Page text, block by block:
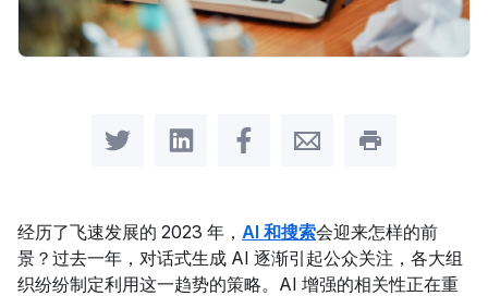
Share on TwitterShare on LinkedIn
Share on Facebook
Share by Email
Print this
经历了飞速发展的 2023 年， AI 和搜索会迎来怎样的前
景？过去一年，对话式生成 AI 逐渐引起公众关注，各大组
织纷纷制定利用这一趋势的策略。AI 增强的相关性正在重